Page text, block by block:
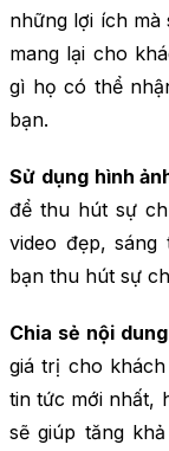
những lợi ích mà
mang lại cho
gì họ có thể
bạn.
Sử dụng hình
để thu hút sự
video đẹp,
bạn thu hút sự
Chia sẻ nội
giá trị cho
tin tức mới nhất,
sẽ giúp tăng